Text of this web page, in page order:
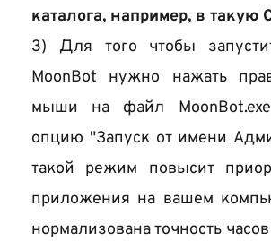
каталога, например, в такую
3) Для того чтобы
MoonBot нужно нажать
мыши на файл
опцию "Запуск от имени
такой режим повысит
приложения на вашем
нормализована точность